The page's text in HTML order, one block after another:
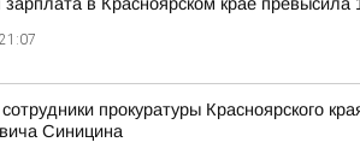
прокуратуры Красноярского
Синицина